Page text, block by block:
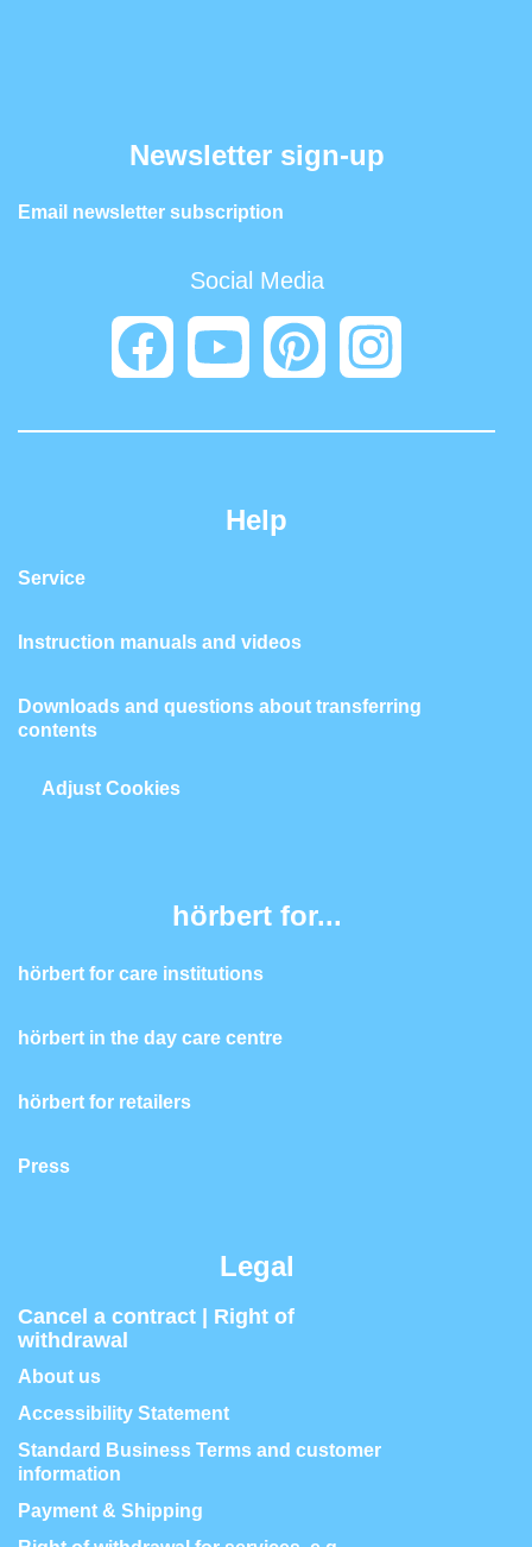
Newsletter sign-up
Email newsletter subscription
Social Media
Help
Service
Instruction manuals and videos
Downloads and questions about transferring
contents
Adjust Cookies
hörbert for...
hörbert for care institutions
hörbert in the day care centre
hörbert for retailers
Press
Legal
Cancel a contract | Right of
withdrawal
About us
Accessibility Statement
Standard Business Terms and customer
information
Payment & Shipping